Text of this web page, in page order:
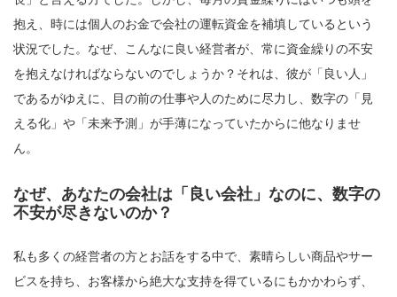
抱え、時には個人のお金で会社の運転資金を補填しているという
状況でした。なぜ、こんなに良い経営者が、常に資金繰りの不安
を抱えなければならないのでしょうか？それは、彼が「良い人」
であるがゆえに、目の前の仕事や人のために尽力し、数字の「見
える化」や「未来予測」が手薄になっていたからに他なりませ
ん。
なぜ、あなたの会社は「良い会社」なのに、数字の
不安が尽きないのか？
私も多くの経営者の方とお話をする中で、素晴らしい商品やサー
ビスを持ち、お客様から絶大な支持を得ているにもかかわらず、